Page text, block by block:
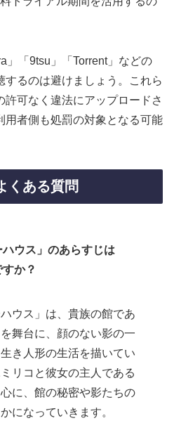
」「9tsu」「Torrent」などの
るのは避けましょう。これら
可なく違法にアップロードさ
用者側も処罰の対象となる可能
くある質問
ウス」のあらすじは
か？
ウス」は、貴族の館であ
舞台に、顔のない影の一
き人形の生活を描いてい
リコと彼女の主人である
に、館の秘密や影たちの
になっていきます。